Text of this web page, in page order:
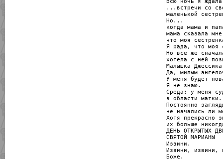
...встречи со
маленькой
Но...
когда мама и
мама сказала
что моя
Я рада, что моя
Но все же
хотела с ней
Малышка
Да, милым
У меня будет
Я не знаю.
Среда: у меня
в области матки.
Постоянно
не начались ли
Хотя прекрасно
их больше
ДЕНЬ ОТКРЫТЫХ
СВЯТОЙ МАРИАНЫ
Извини.
Извини, извини,
Боже.